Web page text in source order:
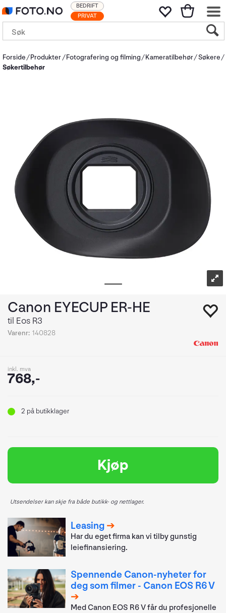
PRIVAT
BEDRIFT
Forside Produkter Fotografering og filming Kameratilbehør Søkere
Søkertilbehør
Canon EYECUP ER-HE
til Eos R3
Varenr: 140828
inkl. mva
768,-
2 på butikklager
Kjøp
Utsendelser kan skje fra både butikk- og nettlager.
Leasing
Har du eget firma kan vi tilby gunstig
leiefinansiering.
Spennende Canon-nyheter for
deg som filmer - Canon EOS R6 V
Med Canon EOS R6 V får du profesjonelle